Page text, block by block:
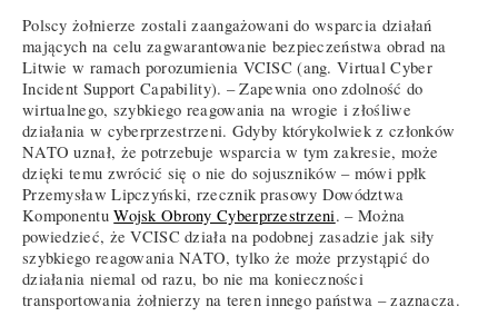
Polscy żołnierze zostali zaangażowani do wsparcia działań
mających na celu zagwarantowanie bezpieczeństwa obrad na
Litwie w ramach porozumienia VCISC (ang. Virtual Cyber
Incident Support Capability). – Zapewnia ono zdolność do
wirtualnego, szybkiego reagowania na wrogie i złośliwe
działania w cyberprzestrzeni. Gdyby którykolwiek z członków
NATO uznał, że potrzebuje wsparcia w tym zakresie, może
dzięki temu zwrócić się o nie do sojuszników – mówi ppłk
Przemysław Lipczyński, rzecznik prasowy Dowództwa
KomponentuWojsk Obrony Cyberprzestrzeni. – Można
powiedzieć, że VCISC działa na podobnej zasadzie jak siły
szybkiego reagowania NATO, tylko że może przystąpić do
działania niemal od razu, bo nie ma konieczności
transportowania żołnierzy na teren innego państwa – zaznacza.